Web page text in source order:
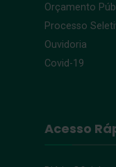
Orçamento
Processo
Ouvidoria
Covid-19
Acesso